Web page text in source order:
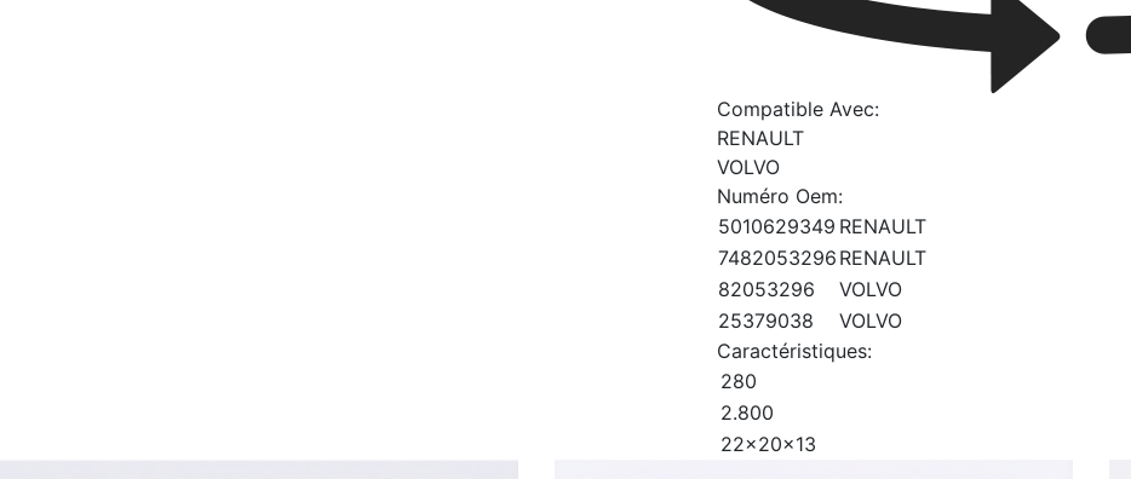
Compatible Avec:
RENAULT
VOLVO
Numéro Oem:
5010629349 RENAULT
7482053296 RENAULT
82053296
VOLVO
25379038
VOLVO
Caractéristiques:
280
2.800
22x20x13